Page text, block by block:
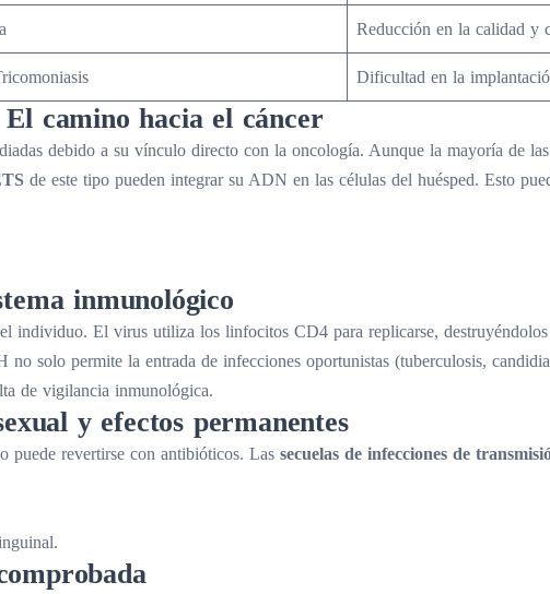
Reducción en la calidad y
Dificultad en la
camino hacia el cáncer
debido a su vínculo directo con la oncología. Aunque la mayoría de
de este tipo pueden integrar su ADN en las células del huésped. Esto
inmunológico
individuo. El virus utiliza los linfocitos CD4 para replicarse,
no solo permite la entrada de infecciones oportunistas (tuberculosis,
de vigilancia inmunológica.
y efectos permanentes
puede revertirse con antibióticos. Las secuelas de infecciones de